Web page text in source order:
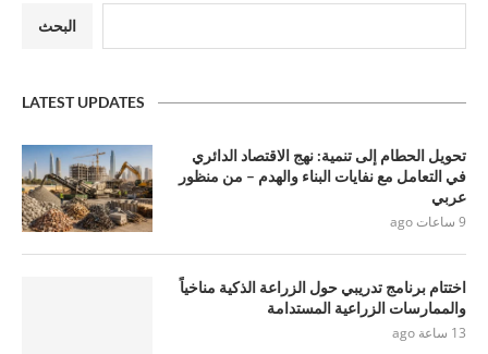
البحث
LATEST UPDATES
تحويل الحطام إلى تنمية: نهج الاقتصاد الدائري
في التعامل مع نفايات البناء والهدم – من منظور
عربي
9 ساعات ago
اختتام برنامج تدريبي حول الزراعة الذكية مناخياً
والممارسات الزراعية المستدامة
13 ساعة ago